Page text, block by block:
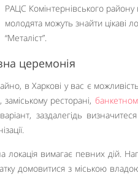
РАЦС Комінтернівського
молодята можуть знайти цікаві
“Металіст”.
церемонія
в Харкові у вас є
заміському ресторані,
заздалегідь
локація вимагає певних дій.
домовитися з міською